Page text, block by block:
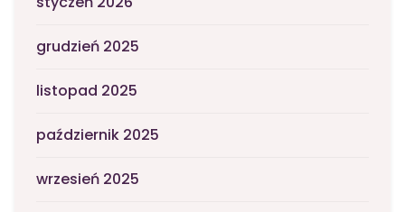
grudzień 2025
listopad 2025
październik 2025
wrzesień 2025